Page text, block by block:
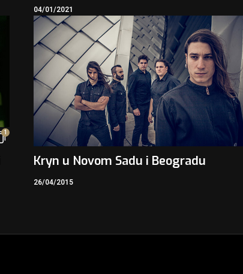
04/01/2021
1
Kryn u Novom Sadu i Beogradu
26/04/2015